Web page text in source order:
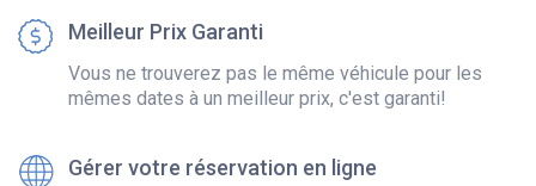
Meilleur Prix Garanti
Vous ne trouverez pas le même véhicule pour les
mêmes dates à un meilleur prix, c'est garanti!
Gérer votre réservation en ligne